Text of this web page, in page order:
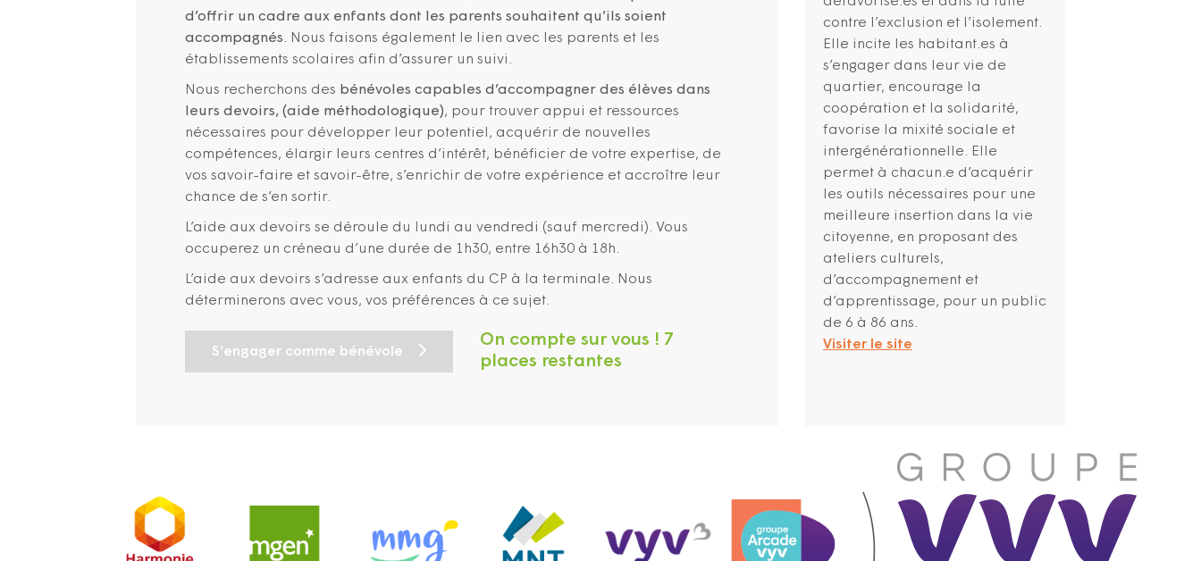
d’offrir un cadre aux enfants dont les parents souhaitent qu’ils soient
accompagnés. Nous faisons également le lien avec les parents et les
établissements scolaires afin d’assurer un suivi.
Nous recherchons des bénévoles capables d’accompagner des élèves dans
leurs devoirs, (aide méthodologique), pour trouver appui et ressources
nécessaires pour développer leur potentiel, acquérir de nouvelles
compétences, élargir leurs centres d’intérêt, bénéficier de votre expertise, de
vos savoir-faire et savoir-être, s’enrichir de votre expérience et accroître leur
chance de s’en sortir.
L’aide aux devoirs se déroule du lundi au vendredi (sauf mercredi). Vous
occuperez un créneau d’une durée de 1h30, entre 16h30 à 18h.
L’aide aux devoirs s’adresse aux enfants du CP à la terminale. Nous
déterminerons avec vous, vos préférences à ce sujet.
S'engager comme bénévole
On compte sur vous ! 7
places restantes
contre l’exclusion et l’isolement.
Elle incite les habitant.es à
s’engager dans leur vie de
quartier, encourage la
coopération et la solidarité,
favorise la mixité sociale et
intergénérationnelle. Elle
permet à chacun.e d’acquérir
les outils nécessaires pour une
meilleure insertion dans la vie
citoyenne, en proposant des
ateliers culturels,
d’accompagnement et
d’apprentissage, pour un public
de 6 à 86 ans.
Visiter le site